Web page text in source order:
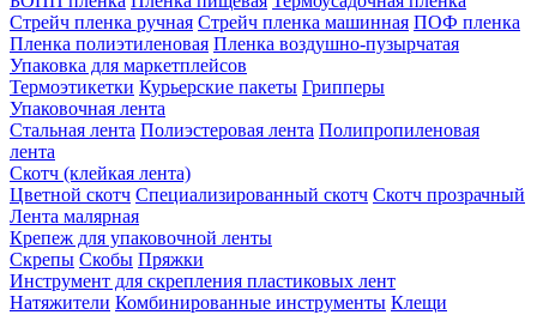
Стрейч пленка ручная Стрейч пленка машинная ПОФ пленка
Пленка полиэтиленовая Пленка воздушно-пузырчатая
Упаковка для маркетплейсов
Термоэтикетки Курьерские пакеты Грипперы
Упаковочная лента
Стальная лента Полиэстеровая лента Полипропиленовая
лента
Скотч (клейкая лента)
Цветной скотч Специализированный скотч Скотч прозрачный
Лента малярная
Крепеж для упаковочной ленты
Скрепы Скобы Пряжки
Инструмент для скрепления пластиковых лент
Натяжители Комбинированные инструменты Клещи